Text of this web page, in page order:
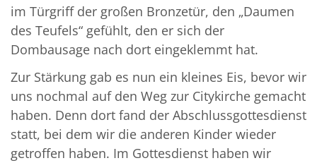
im Türgriff der großen Bronzetür, den „Daumen
des Teufels“ gefühlt, den er sich der
Dombausage nach dort eingeklemmt hat.
Zur Stärkung gab es nun ein kleines Eis, bevor wir
uns nochmal auf den Weg zur Citykirche gemacht
haben. Denn dort fand der Abschlussgottesdienst
statt, bei dem wir die anderen Kinder wieder
getroffen haben. Im Gottesdienst haben wir